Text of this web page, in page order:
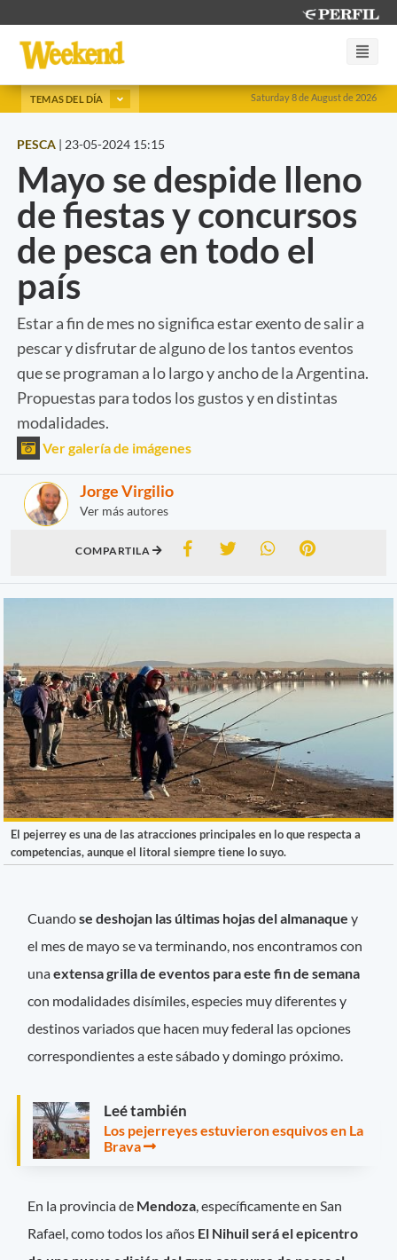
Saturday 8 de August de 2026
TEMAS DEL DÍA
PESCA | 23-05-2024 15:15
Mayo se despide lleno
de fiestas y concursos
de pesca en todo el
país
Estar a fin de mes no significa estar exento de salir a
pescar y disfrutar de alguno de los tantos eventos
que se programan a lo largo y ancho de la Argentina.
Propuestas para todos los gustos y en distintas
modalidades.
Ver galería de imágenes
Jorge Virgilio
Ver más autores
COMPARTILA
El pejerrey es una de las atracciones principales en lo que respecta a
competencias, aunque el litoral siempre tiene lo suyo.
Cuandose deshojan las últimas hojas del almanaque y
el mes de mayo se va terminando, nos encontramos con
unaextensa grilla de eventos para este fin de semana
con modalidades disímiles, especies muy diferentes y
destinos variados que hacen muy federal las opciones
correspondientes a este sábado y domingo próximo.
Leé también
Los pejerreyes estuvieron esquivos en La
Brava
En la provincia de Mendoza, específicamente en San
Rafael, como todos los años El Nihuil será el epicentro